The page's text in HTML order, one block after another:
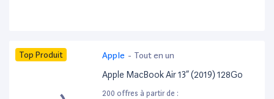
Top Produit Apple - Tout en un
Apple MacBook Air 13” (2019) 128Go
200 offres à partir de :